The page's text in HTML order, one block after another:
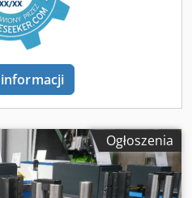
:- Chłodnica oleju :-
za pomocą wymiennika
Nowoczesna konstrukcja
6-osiowy system tylnego
górnego narzędzia :-
obszaru roboczego z
(150) :- Stabilna podstawa i
aluminiowego :- Nośność
Niskopodłogowy tor o
blachy do wykrywania
łatwą wymianę
Ogłoszenia